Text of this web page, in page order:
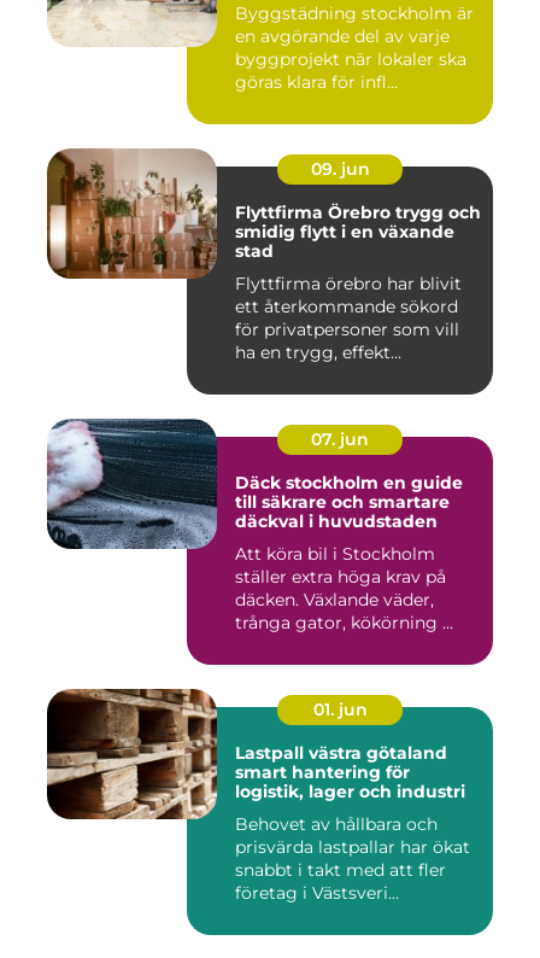
Byggstädning stockholm är
en avgörande del av varje
byggprojekt när lokaler ska
göras klara för infl...
09. jun
Flyttfirma Örebro trygg och
smidig flytt i en växande
stad
Flyttfirma örebro har blivit
ett återkommande sökord
för privatpersoner som vill
ha en trygg, effekt...
07. jun
Däck stockholm en guide
till säkrare och smartare
däckval i huvudstaden
Att köra bil i Stockholm
ställer extra höga krav på
däcken. Växlande väder,
trånga gator, kökörning ...
01. jun
Lastpall västra götaland
smart hantering för
logistik, lager och industri
Behovet av hållbara och
prisvärda lastpallar har ökat
snabbt i takt med att fler
företag i Västsveri...